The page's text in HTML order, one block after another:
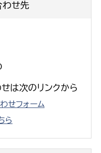
わせ先
は次のリンクから
せフォーム
ら